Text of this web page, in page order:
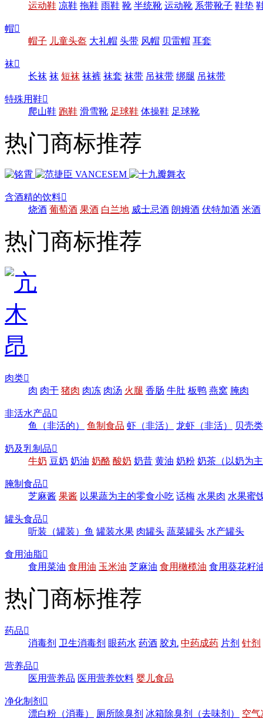
运动鞋 凉鞋 拖鞋 雨鞋 靴 半统靴 运动靴 系带靴子 鞋垫
帽
帽子 儿童头盔 大礼帽 头带 风帽 贝雷帽 耳套
袜
长袜 袜 短袜 袜裤 袜套 袜带 吊袜带 绑腿 吊袜带
特殊用鞋
爬山鞋 跑鞋 滑雪靴 足球鞋 体操鞋 足球靴
热门商标推荐
含酒精的饮料
烧酒 葡萄酒 果酒 白兰地 威士忌酒 朗姆酒 伏特加酒 米酒
热门商标推荐
肉类
肉 肉干 猪肉 肉冻 肉汤 火腿 香肠 牛肚 板鸭 燕窝 腌肉
非活水产品
鱼（非活的）
鱼制食品 虾（非活） 龙虾（非活） 贝壳
奶及乳制品
牛奶 豆奶 奶油 奶酪 酸奶 奶昔 黄油 奶粉 奶茶（以奶为
腌制食品
芝麻酱 果酱 以果蔬为主的零食小吃 话梅 水果肉 水果蜜
罐头食品
听装（罐装）鱼 罐装水果 肉罐头 蔬菜罐头 水产罐头
食用油脂
食用菜油 食用油 玉米油 芝麻油 食用橄榄油 食用葵花籽
热门商标推荐
药品
消毒剂 卫生消毒剂 眼药水 药酒 胶丸 中药成药 片剂 针剂
营养品
医用营养品 医用营养饮料 婴儿食品
净化制剂 
漂白粉（消毒）
厕所除臭剂 冰箱除臭剂（去味剂） 空气